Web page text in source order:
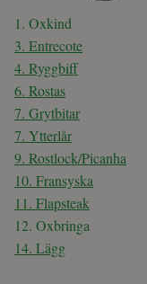
1. Oxkind
3. Entrecote
4. Ryggbiff
6. Rostas
7. Grytbitar
7. Ytterlår
9. Rostlock/Picanha
10. Fransyska
11. Flapsteak
12. Oxbringa
14. Lägg